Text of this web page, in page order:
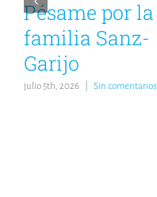
Pésame por la
familia Sanz-
Garijo
julio 5th, 2026 Sin comentarios